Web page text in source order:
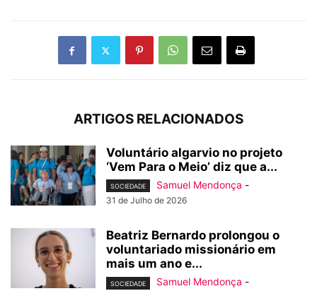
ARTIGOS RELACIONADOS
Voluntário algarvio no projeto
‘Vem Para o Meio’ diz que a...
SOCIEDADE Samuel Mendonça -
31 de Julho de 2026
Beatriz Bernardo prolongou o
voluntariado missionário em
mais um ano e...
SOCIEDADE Samuel Mendonça -